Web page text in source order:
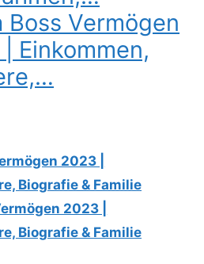
Boss Vermögen
Einkommen,
2023 |
Biografie & Familie
2023 |
Biografie & Familie